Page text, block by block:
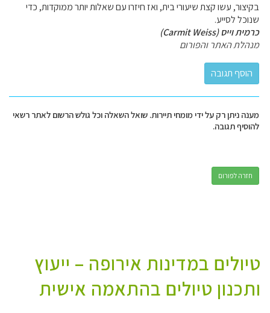
בקיצור, עשו קצת שיעורי בית, ואז חיזרו עם שאלות יותר ממוקדות, כדי
שנוכל לסייע.
כרמית וייס (Carmit Weiss)
מנהלת האתר והפורום
מענה ניתן רק על ידי מומחי תיירות. שואל השאלה וכל גולש הרשום לאתר רשאי
להוסיף תגובה.
חזרה לפורום
טיולים במדינות אירופה – ייעוץ
ותכנון טיולים בהתאמה אישית